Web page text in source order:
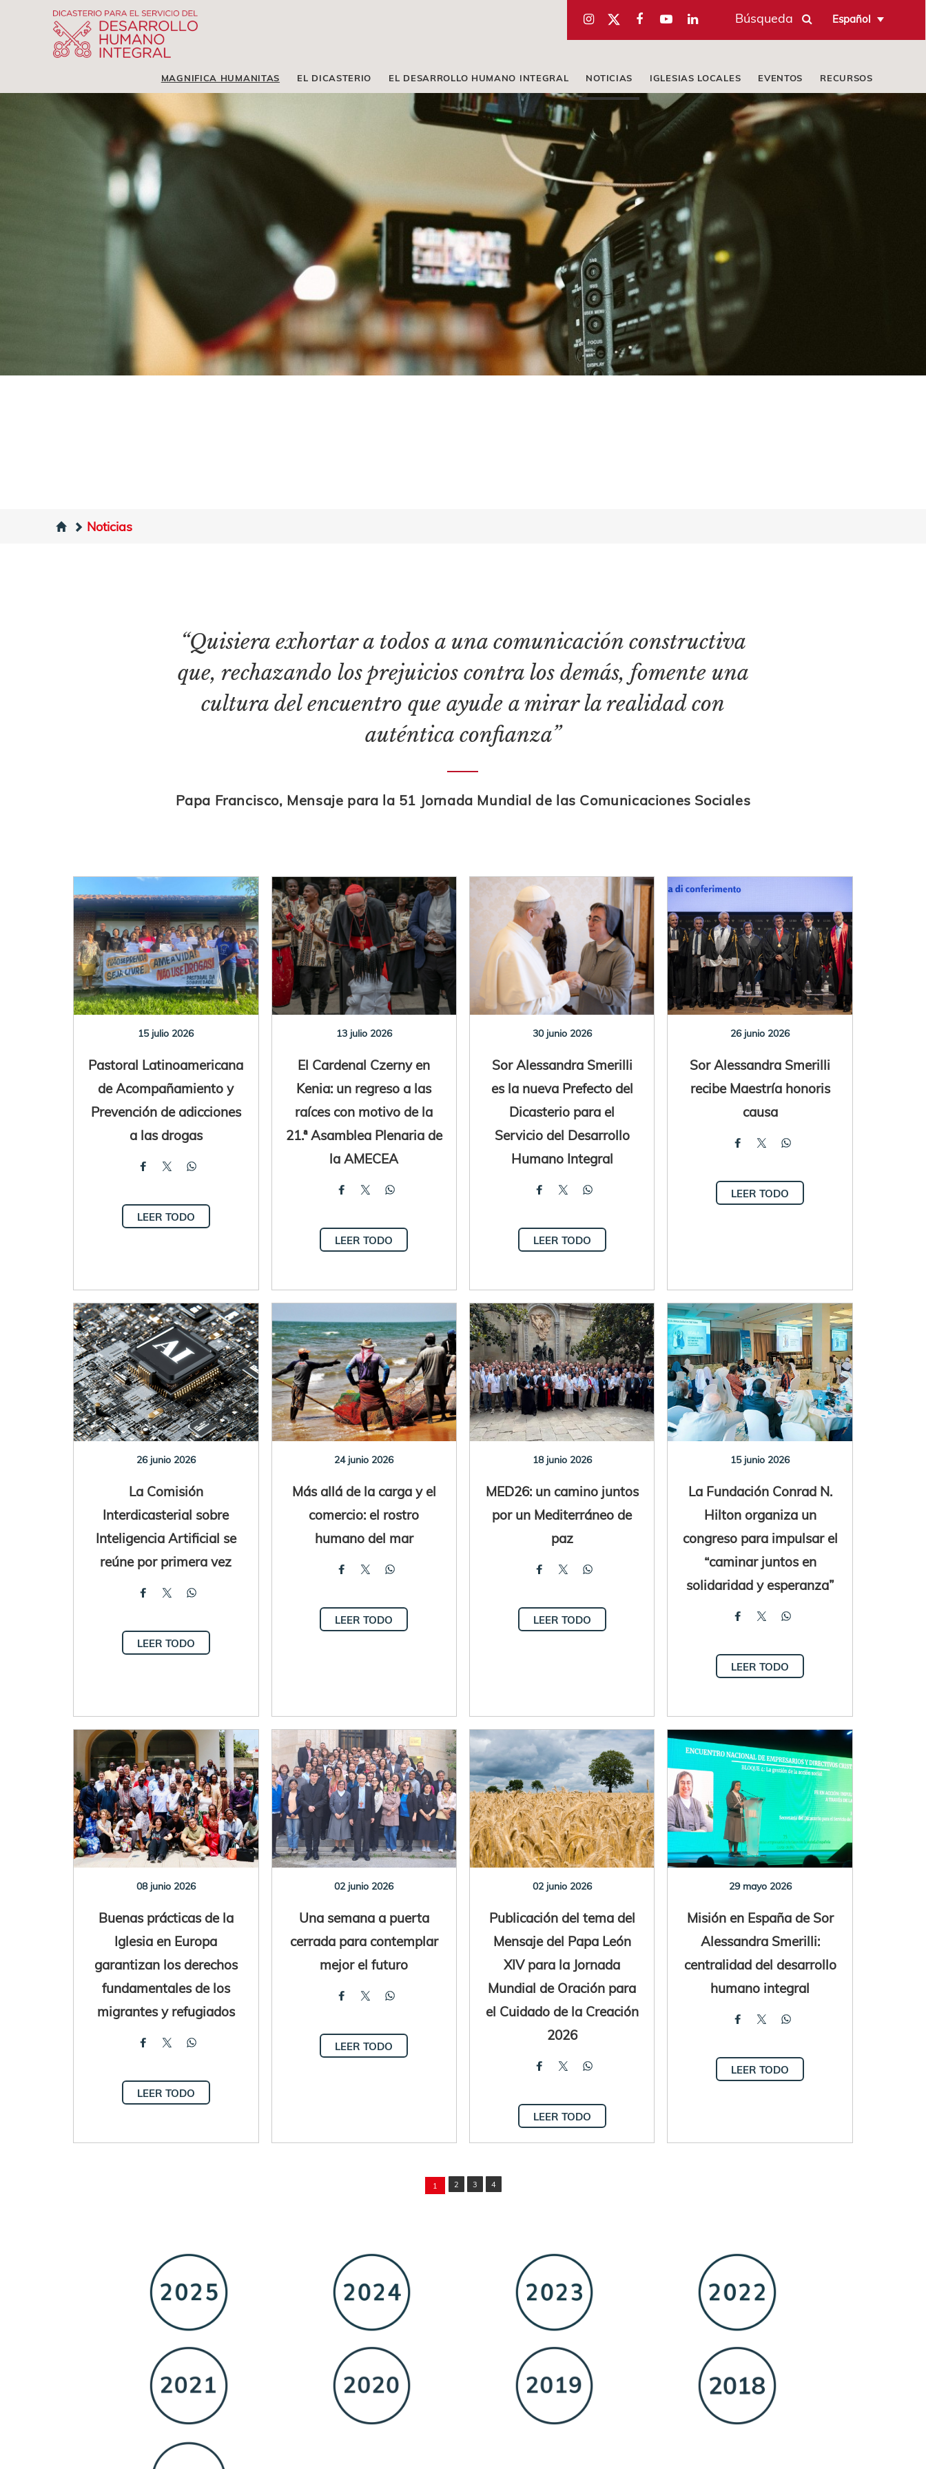
Búsqueda Español
MAGNIFICA HUMANITAS EL DICASTERIO EL DESARROLLO HUMANO INTEGRAL NOTICIAS IGLESIAS LOCALES EVENTOS RECURSOS
Noticias
“Quisiera exhortar a todos a una comunicación constructiva
que, rechazando los prejuicios contra los demás, fomente una
cultura del encuentro que ayude a mirar la realidad con
auténtica confianza”
Papa Francisco, Mensaje para la 51 Jornada Mundial de las Comunicaciones Sociales
15 julio 2026
Pastoral Latinoamericana
de Acompañamiento y
Prevención de adicciones
a las drogas
LEER TODO
13 julio 2026
El Cardenal Czerny en
Kenia: un regreso a las
raíces con motivo de la
21.ª Asamblea Plenaria de
la AMECEA
LEER TODO
30 junio 2026
Sor Alessandra Smerilli
es la nueva Prefecto del
Dicasterio para el
Servicio del Desarrollo
Humano Integral
LEER TODO
26 junio 2026
Sor Alessandra Smerilli
recibe Maestría honoris
causa
LEER TODO
26 junio 2026
La Comisión
Interdicasterial sobre
Inteligencia Artificial se
reúne por primera vez
LEER TODO
24 junio 2026
Más allá de la carga y el
comercio: el rostro
humano del mar
LEER TODO
18 junio 2026
MED26: un camino juntos
por un Mediterráneo de
paz
LEER TODO
15 junio 2026
La Fundación Conrad N.
Hilton organiza un
congreso para impulsar el
“caminar juntos en
solidaridad y esperanza”
LEER TODO
08 junio 2026
Buenas prácticas de la
Iglesia en Europa
garantizan los derechos
fundamentales de los
migrantes y refugiados
LEER TODO
02 junio 2026
Una semana a puerta
cerrada para contemplar
mejor el futuro
LEER TODO
02 junio 2026
Publicación del tema del
Mensaje del Papa León
XIV para la Jornada
Mundial de Oración para
el Cuidado de la Creación
2026
LEER TODO
29 mayo 2026
Misión en España de Sor
Alessandra Smerilli:
centralidad del desarrollo
humano integral
LEER TODO
1 2 3 4